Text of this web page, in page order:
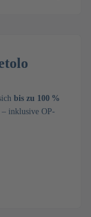
bis zu 100 %
– inklusive OP-